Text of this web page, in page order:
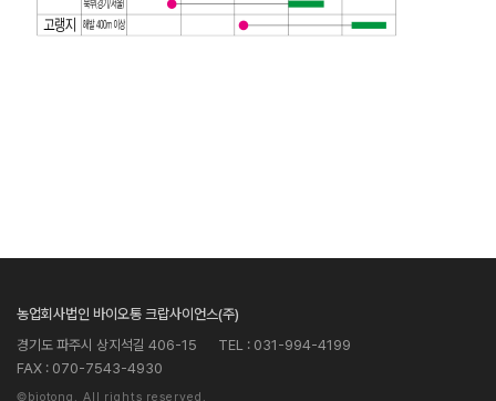
농업회사법인 바이오통 크랍사이언스(주)
경기도 파주시 상지석길 406-15
TEL : 031-994-4199
FAX : 070-7543-4930
©biotong. All rights reserved.